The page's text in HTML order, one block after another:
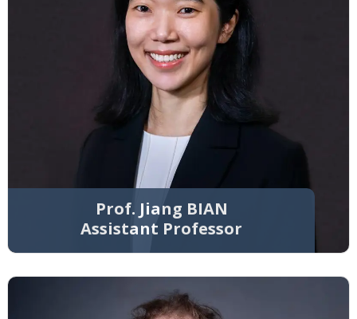
Prof. Jiang BIAN
Assistant Professor